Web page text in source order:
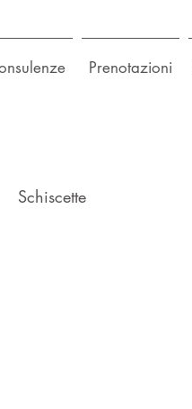
Prenotazioni
Schiscette